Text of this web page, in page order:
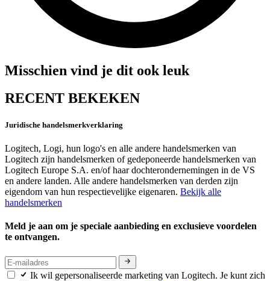
Misschien vind je dit ook leuk
RECENT BEKEKEN
Juridische handelsmerkverklaring
Logitech, Logi, hun logo's en alle andere handelsmerken van
Logitech zijn handelsmerken of gedeponeerde handelsmerken van
Logitech Europe S.A. en/of haar dochterondernemingen in de VS
en andere landen. Alle andere handelsmerken van derden zijn
eigendom van hun respectievelijke eigenaren. Bekijk alle
handelsmerken
Meld je aan om je speciale aanbieding en exclusieve voordelen
te ontvangen.
Ik wil gepersonaliseerde marketing van Logitech. Je kunt zich